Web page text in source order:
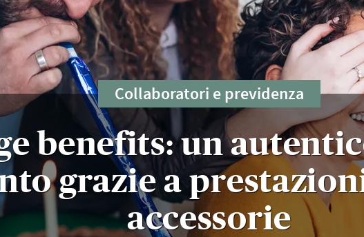
Collaboratori e previdenza
benefits: un
grazie a
accessorie